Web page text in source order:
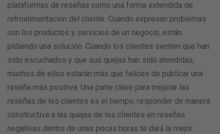
plataformas de reseñas como una forma extendida de
retroalimentación del cliente. Cuando expresan problemas
con los productos y servicios de un negocio, están
pidiendo una solución. Cuando los clientes sienten que han
sido escuchados y que sus quejas han sido atendidas,
muchos de ellos estarán más que felices de publicar una
reseña más positiva. Una parte clave para mejorar las
reseñas de los clientes es el tiempo, responder de manera
constructiva a las quejas de los clientes en reseñas
negativas dentro de unas pocas horas te dará la mejor